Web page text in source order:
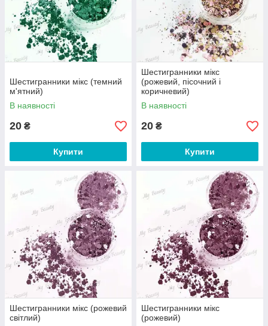
Шестигранники мікс (темний
м'ятний)
В наявності
20 ₴
Купити
Шестигранники мікс
(рожевий, пісочний і
коричневий)
В наявності
20 ₴
Купити
Шестигранники мікс (рожевий
світлий)
Шестигранники мікс
(рожевий)